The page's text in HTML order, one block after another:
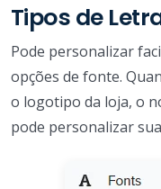
Tipos de
Pode personalizar
opções de fonte.
o logotipo da loja, o
pode personalizar